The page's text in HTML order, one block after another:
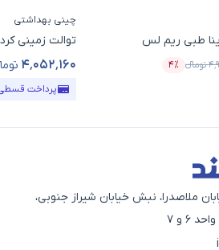
طبی ریم لس
تومانء ۴٪
درصد تخفیف
چینی بهداشتی
توالت زمینی
۴٬۰۵۲٬۱۶۰
قیمت محصول
پرداخت
ملاصدرا، نبش خیابان شیراز جنوبی،